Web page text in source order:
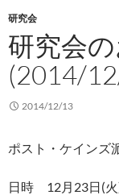
キ
プ
研究会
研究会
(2014/
2014/12/13
ポスト・ケインズ
日時 12月23日(